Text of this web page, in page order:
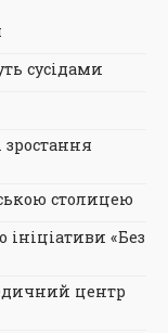
сусідами
зростання
столицею
«Без
центр